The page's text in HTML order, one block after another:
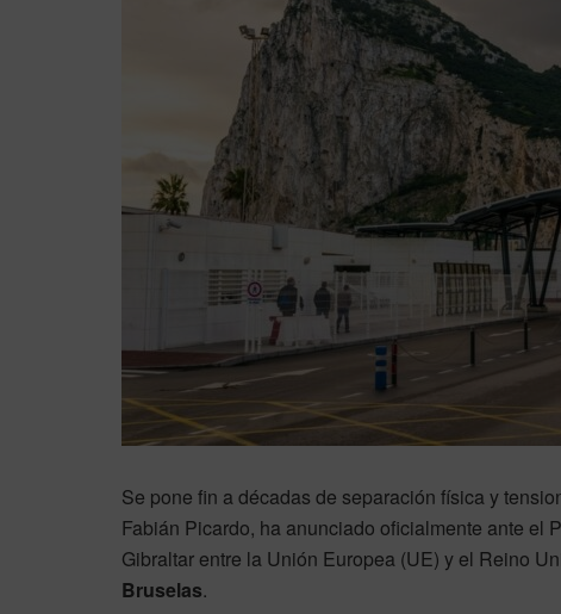
Se pone fin a décadas de separación física y
Fabián Picardo, ha anunciado oficialmente ante el
Gibraltar entre la Unión Europea (UE) y el Reino
Bruselas.